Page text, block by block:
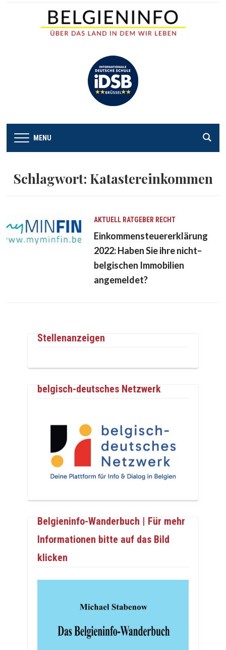
MENU
Schlagwort: Katastereinkommen
AKTUELL RATGEBER RECHT
Einkommensteuererklärung
2022: Haben Sie ihre nicht–
belgischen Immobilien
angemeldet?
Stellenanzeigen
belgisch-deutsches Netzwerk
Belgieninfo-Wanderbuch | Für mehr
Informationen bitte auf das Bild
klicken